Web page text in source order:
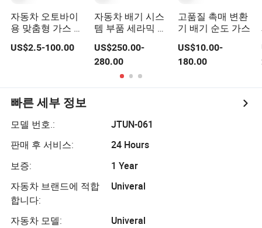
자동차 오토바이
용 맞춤형 가스 처
SS316 합금
US$2.5-100.00
자동차 배기 시스
템 부품 세라믹 유
촉매 변환기 BMW
B58
US$250.00-
280.00
고품질 촉매 변환
기 배기 순도 가스
US$10.00-
180.00
빠른 세부 정보
모델 번호.:
JTUN-061
판매 후 서비스:
24 Hours
보증:
1 Year
자동차 브랜드에 적합
합니다:
Univeral
자동차 모델:
Univeral